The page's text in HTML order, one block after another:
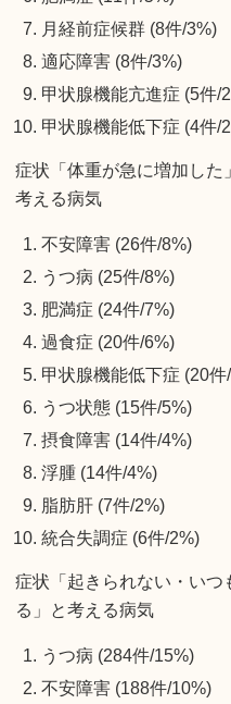
月経前症候群 (8件/3%)
適応障害 (8件/3%)
甲状腺機能亢進症 (5件/
甲状腺機能低下症 (4件/
症状「体重が急に増加した
考える病気
不安障害 (26件/8%)
うつ病 (25件/8%)
肥満症 (24件/7%)
過食症 (20件/6%)
甲状腺機能低下症 (20件
うつ状態 (15件/5%)
摂食障害 (14件/4%)
浮腫 (14件/4%)
脂肪肝 (7件/2%)
統合失調症 (6件/2%)
症状「起きられない・いつ
る」と考える病気
うつ病 (284件/15%)
不安障害 (188件/10%)